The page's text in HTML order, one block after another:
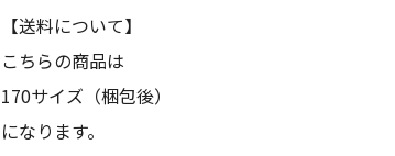
【送料について】
こちらの商品は
170サイズ（梱包後）
になります。